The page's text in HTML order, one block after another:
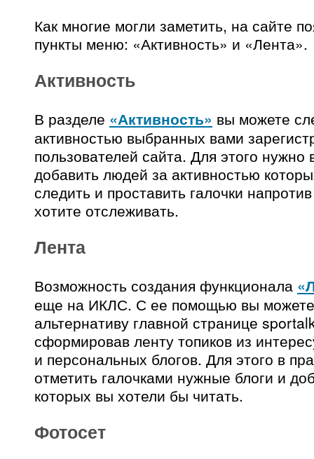
Как многие могли заметить, на сайте
пункты меню: «Активность» и «Лента».
Активность
В разделе «Активность» вы можете
активностью выбранных вами
пользователей сайта. Для этого нужно
добавить людей за активностью
следить и проставить галочки
хотите отслеживать.
Лента
Возможность создания функционала
еще на ИКЛС. С ее помощью вы можете
альтернативу главной странице
сформировав ленту топиков из
и персональных блогов. Для этого в
отметить галочками нужные блоги и
которых вы хотели бы читать.
Фотосет